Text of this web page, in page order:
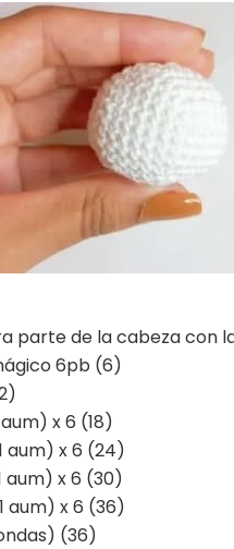
parte de la cabeza con
6pb (6)
aum) x 6 (18)
aum) x 6 (24)
aum) x 6 (30)
aum) x 6 (36)
(36)